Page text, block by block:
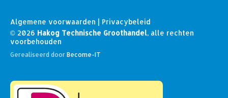
Algemene voorwaarden | Privacybeleid
© 2026 Hakog Technische Groothandel, alle rechten
voorbehouden
Gerealiseerd door Become-IT